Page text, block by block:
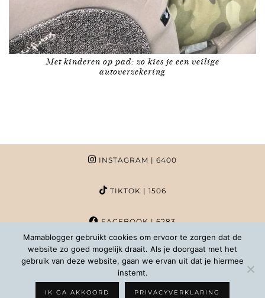
Met kinderen op pad: zo kies je een veilige
autoverzekering
INSTAGRAM | 6400
TIKTOK | 1506
FACEBOOK| 6283
PINTEREST | 1020
Mamablogger gebruikt cookies om ervoor te zorgen dat de
website zo goed mogelijk draait. Als je doorgaat met het
gebruik van deze website, gaan we ervan uit dat je hiermee
instemt.
IK GA AKKOORD PRIVACYVERKLARING